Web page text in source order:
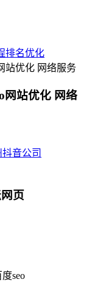
站优化 网络服务
网站优化 网络
页
seo